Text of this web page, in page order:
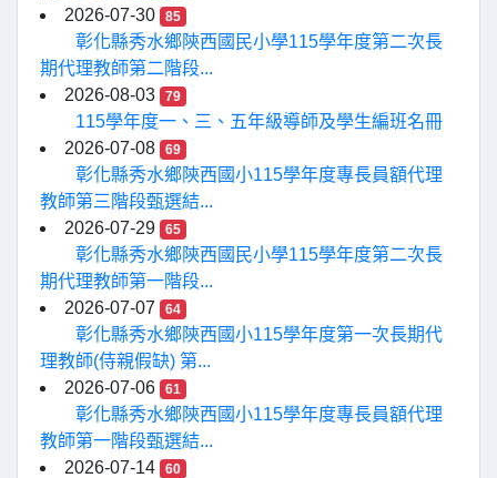
2026-07-30
85
彰化縣秀水鄉陝西國民小學115學年度第二次長
期代理教師第二階段...
2026-08-03
79
115學年度一、三、五年級導師及學生編班名冊
2026-07-08
69
彰化縣秀水鄉陝西國小115學年度專長員額代理
教師第三階段甄選結...
2026-07-29
65
彰化縣秀水鄉陝西國民小學115學年度第二次長
期代理教師第一階段...
2026-07-07
64
彰化縣秀水鄉陝西國小115學年度第一次長期代
理教師(侍親假缺) 第...
2026-07-06
61
彰化縣秀水鄉陝西國小115學年度專長員額代理
教師第一階段甄選結...
2026-07-14
60